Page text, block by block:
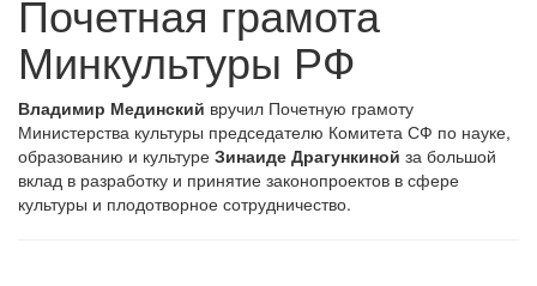
Почетная грамота
Минкультуры РФ
Владимир Мединский вручил Почетную грамоту
Министерства культуры председателю Комитета СФ по науке,
образованию и культуре Зинаиде Драгункиной за большой
вклад в разработку и принятие законопроектов в сфере
культуры и плодотворное сотрудничество.